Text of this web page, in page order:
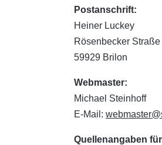
Postanschrift:
Heiner Luckey
Rösenbecker Straße
59929 Brilon
Webmaster:
Michael Steinhoff
E-Mail:
Quellenangaben